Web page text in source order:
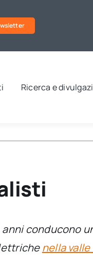
Ricerca e
anni conducono
nella valle